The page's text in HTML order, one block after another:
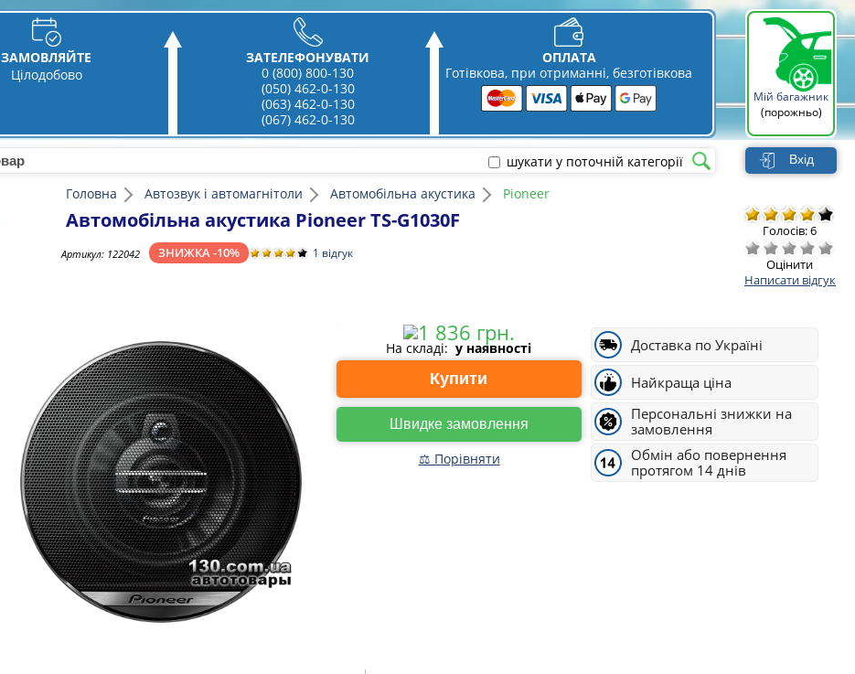
ЗАМОВЛЯЙТЕ
Цілодобово
ЗАТЕЛЕФОНУВАТИ
0 (800) 800-130
(050) 462-0-130
(063) 462-0-130
(067) 462-0-130
ОПЛАТА
Готівкова, при отриманні, безготівкова
шукати у поточній категорії
Мій багажник
(порожньо)
Вхід
Головна Автозвук і автомагнітоли Автомобільна акустика Pioneer
Автомобільна акустика Pioneer TS-G1030F
Артикул: 122042 ЗНИЖКА -10% 1 відгук
Голосів: 6
Оцінити
Написати відгук
На складі:у наявності
Купити
Швидке замовлення
⚖ Порівняти
Доставка по Україні
Найкраща ціна
Персональні знижки на
замовлення
Обмін або повернення
протягом 14 днів